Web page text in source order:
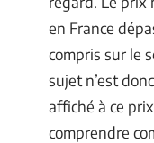
en France
compris sur le
sujet n’est
affiché à ce
comprendre